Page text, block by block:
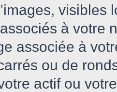
à votre
associée à
ou de
actif ou